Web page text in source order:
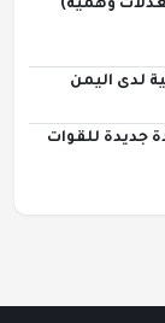
وهمية)
لدى اليمن
جديدة للقوات